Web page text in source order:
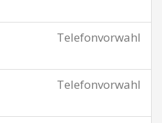
Telefonvorwahl
Telefonvorwahl